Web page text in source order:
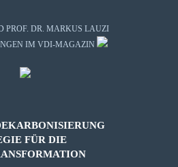
PROF. DR. MARKUS LAUZI
IM VDI-MAGAZIN
FÜR DIE